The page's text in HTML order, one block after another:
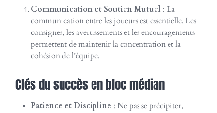
Communication et Soutien Mutuel : La
communication entre les joueurs est essentielle. Les
consignes, les avertissements et les encouragements
permettent de maintenir la concentration et la
cohésion de l’équipe.
Clés du succès en bloc médian
Patience et Discipline : Ne pas se précipiter,